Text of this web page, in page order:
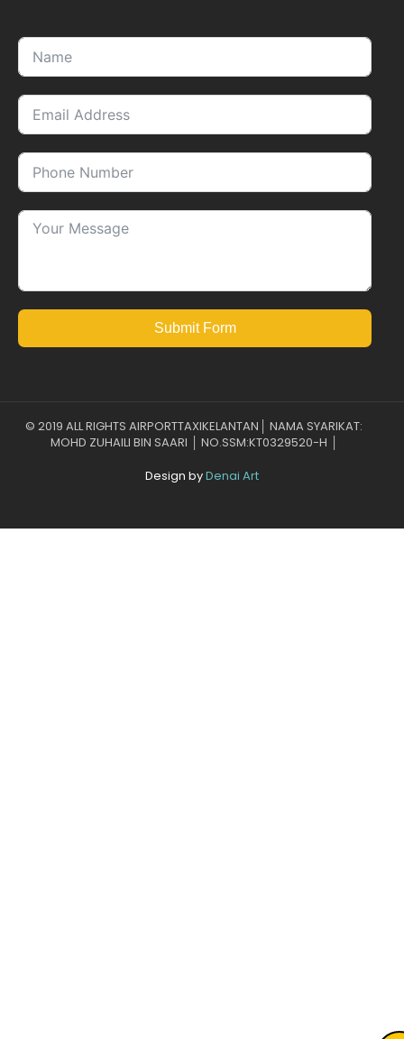
Submit Form
© 2019 ALL RIGHTS AIRPORTTAXIKELANTAN│ NAMA SYARIKAT:
MOHD ZUHAILI BIN SAARI │ NO.SSM:KT0329520-H │
Design byDenai Art